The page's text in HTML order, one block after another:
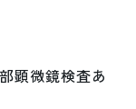
顕微鏡検査あ